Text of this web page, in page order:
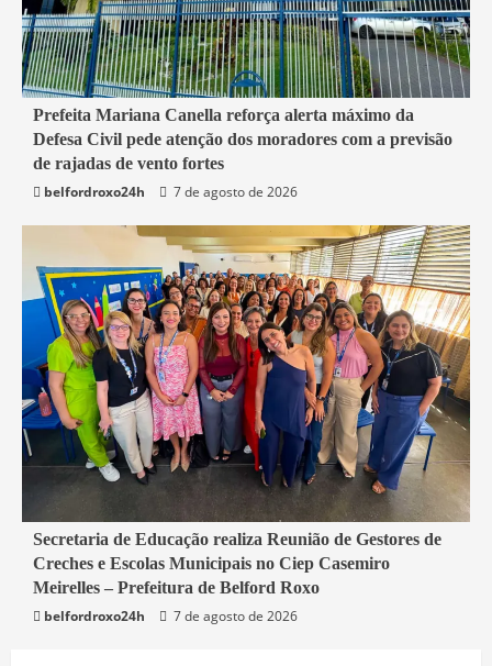
1 min read
Belford Roxo
Prefeita Mariana Canella reforça alerta máximo da
Defesa Civil pede atenção dos moradores com a previsão
de rajadas de vento fortes
belfordroxo24h
7 de agosto de 2026
4 min read
Belford Roxo
Secretaria de Educação realiza Reunião de Gestores de
Creches e Escolas Municipais no Ciep Casemiro
Meirelles – Prefeitura de Belford Roxo
belfordroxo24h
7 de agosto de 2026